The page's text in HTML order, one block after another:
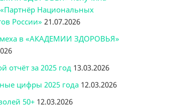
«Партнёр Национальных
России» 21.07.2026
в «АКАДЕМИИ ЗДОРОВЬЯ»
отчёт за 2025 год 13.03.2026
цифры 2025 года 12.03.2026
50+ 12.03.2026